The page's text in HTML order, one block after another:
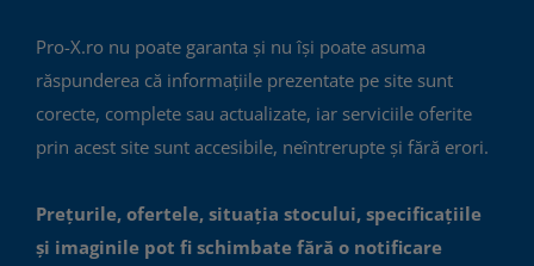
Pro-X.ro nu poate garanta și nu își poate asuma
răspunderea că informațiile prezentate pe site sunt
corecte, complete sau actualizate, iar serviciile oferite
prin acest site sunt accesibile, neîntrerupte și fără erori.
Prețurile, ofertele, situația stocului, specificațiile
și imaginile pot fi schimbate fără o notificare